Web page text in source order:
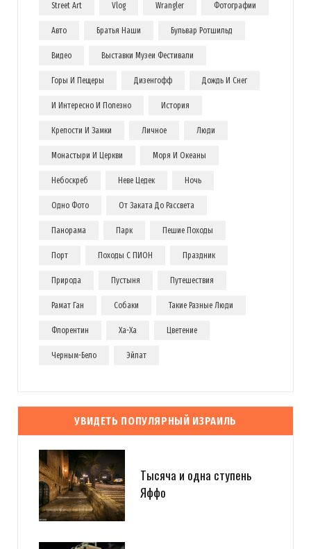
Street Art Vlog Wrangler Фотографии
Авто Братья Наши Бульвар Ротшильд
Видео Выставки Музеи Фестивали
Горы И Пещеры Дизенгофф Дождь И Снег
И Интересно И Полезно История
Крепости И Замки Личное Люди
Монастыри И Церкви Моря И Океаны
Небоскреб Неве Цедек Ночь
Одно Фото От Заката До Рассвета
Панорама Парк Пешие Походы
Порт Походы С ПИОН Праздник
Природа Пустыня Путешествия
Рамат Ган Собаки Такие Разные Люди
Флорентин Ха-Ха Цветение
Черным-Бело Эйлат
УВИДЕТЬ ПОПУЛЯРНЫЙ ИЗРАИЛЬ
Тысяча и одна ступень
Яффо